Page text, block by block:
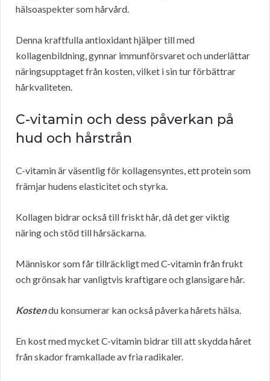
hälsoaspekter som hårvård.
Denna kraftfulla antioxidant hjälper till med
kollagenbildning, gynnar immunförsvaret och underlättar
näringsupptaget från kosten, vilket i sin tur förbättrar
hårkvaliteten.
C-vitamin och dess påverkan på
hud och hårstrån
C-vitamin är väsentlig för kollagensyntes, ett protein som
främjar hudens elasticitet och styrka.
Kollagen bidrar också till friskt hår, då det ger viktig
näring och stöd till hårsäckarna.
Människor som får tillräckligt med C-vitamin från frukt
och grönsak har vanligtvis kraftigare och glansigare hår.
Kostendu konsumerar kan också påverka hårets hälsa.
En kost med mycket C-vitamin bidrar till att skydda håret
från skador framkallade av fria radikaler.